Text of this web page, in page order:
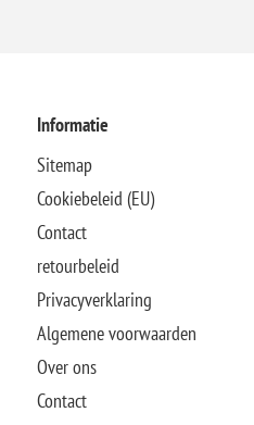
Informatie
Sitemap
Cookiebeleid (EU)
Contact
retourbeleid
Privacyverklaring
Algemene voorwaarden
Over ons
Contact